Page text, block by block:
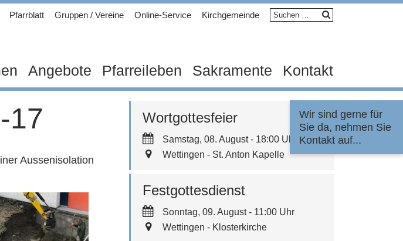
Pfarrblatt Gruppen / Vereine Online-Service Kirchgemeinde
Suchen
nach:
Angebote Pfarreileben Sakramente Kontakt
Wir sind gerne für
Sie da, nehmen Sie
Kontakt auf...
17
Aussenisolation
Samstag, 08. August - 18:00 Uhr
Wettingen - St. Anton Kapelle
Wortgottesfeier
Sonntag, 09. August - 11:00 Uhr
Wettingen - Klosterkirche
Festgottesdienst